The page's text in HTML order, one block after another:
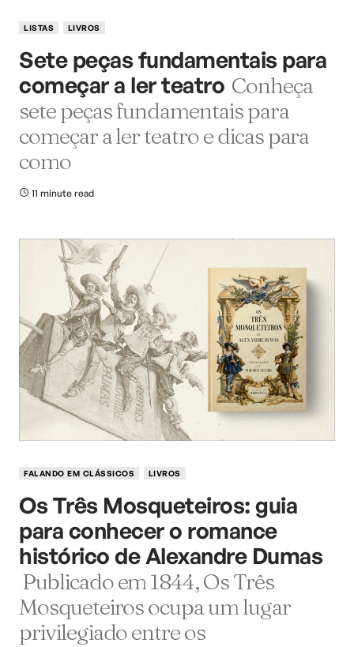
LISTAS LIVROS
Sete peças fundamentais para
começar a ler teatro Conheça
sete peças fundamentais para
começar a ler teatro e dicas para
como
11 minute read
FALANDO EM CLÁSSICOS LIVROS
Os Três Mosqueteiros: guia
para conhecer o romance
histórico de Alexandre Dumas
Publicado em 1844, Os Três
Mosqueteiros ocupa um lugar
privilegiado entre os